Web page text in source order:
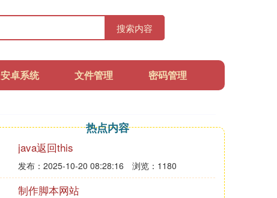
搜索内容
安卓系统 文件管理 密码管理
热点内容
java返回this
发布：2025-10-20 08:28:16 浏览：1180
制作脚本网站